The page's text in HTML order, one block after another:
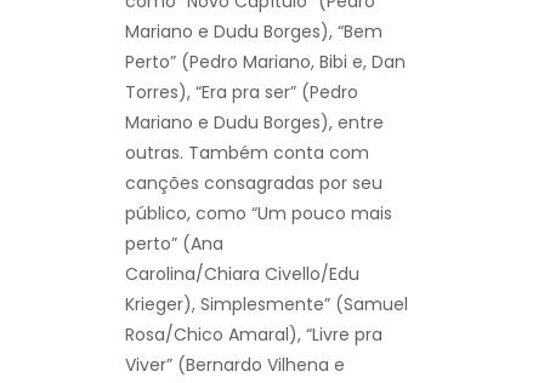
Mariano e Dudu Borges), “Bem
Perto” (Pedro Mariano, Bibi e, Dan
Torres), “Era pra ser” (Pedro
Mariano e Dudu Borges), entre
outras. Também conta com
canções consagradas por seu
público, como “Um pouco mais
perto” (Ana
Carolina/Chiara Civello/Edu
Krieger), Simplesmente” (Samuel
Rosa/Chico Amaral), “Livre pra
Viver” (Bernardo Vilhena e